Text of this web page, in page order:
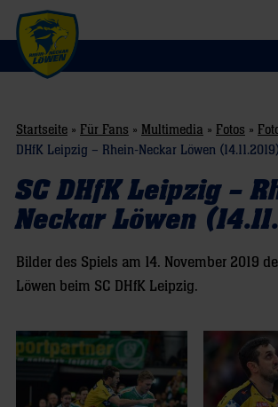
Startseite » Für Fans » Multimedia » Fotos »
DHfK Leipzig – Rhein-Neckar Löwen (14.11.2019)
SC DHfK Leipzig –
Neckar Löwen
Bilder des Spiels am 14. November 2019
Löwen beim SC DHfK Leipzig.